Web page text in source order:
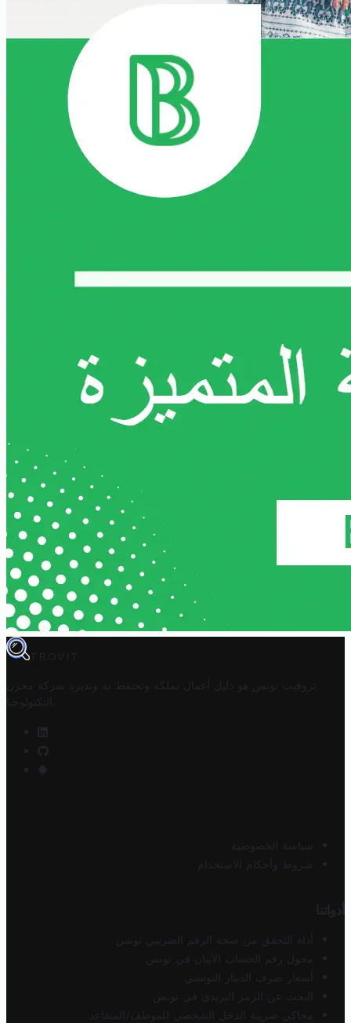
TROVIT
تروفيت تونس هو دليل أعمال تملكه وتحتفظ به وتديره
شركة مخزن
التكنولوجيا
سياسة الخصوصية
شروط وأحكام الاستخدام
أدواتنا
أداة التحقق من صحة الرقم الضريبي تونس
محول رقم الحساب الآيبان في تونس
أسعار صرف الدينار التونسي
البحث عن الرمز البريدي في تونس
محاكي ضريبة الدخل الشخصي للموظف/المتقاعد